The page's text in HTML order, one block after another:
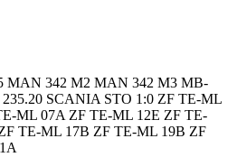
MAN 342 M2 MAN 342 M3 MB-
SCANIA STO 1:0 ZF TE-ML
ML 07A ZF TE-ML 12E ZF TE-
TE-ML 17B ZF TE-ML 19B ZF